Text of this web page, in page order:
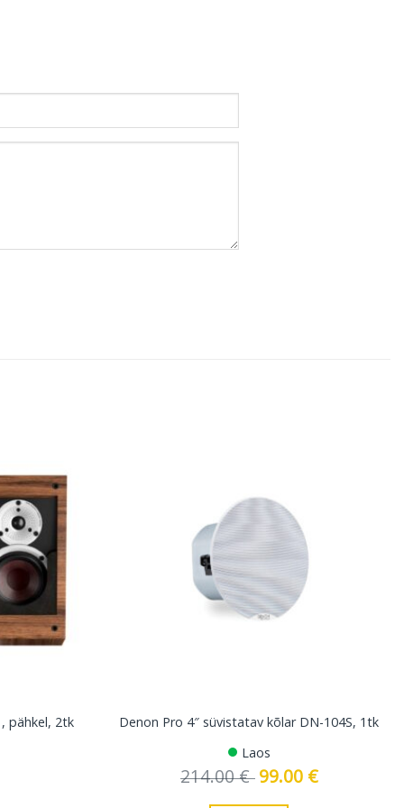
pähkel, 2tk
Denon Pro 4″ süvistatav kõlar DN-104S, 1tk
Laos
214.00€ Algne
hind
99.00 €Current
price